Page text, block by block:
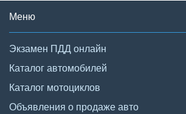
Меню
Экзамен ПДД онлайн
Каталог автомобилей
Каталог мотоциклов
Объявления о продаже авто